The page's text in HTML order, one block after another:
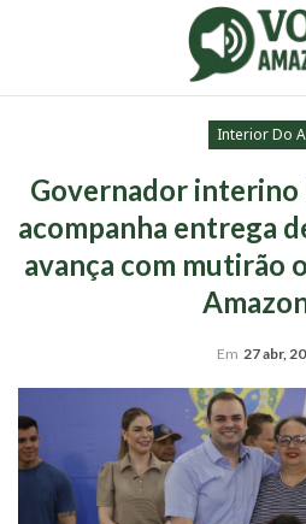
Interior Do
Governador interino
acompanha entrega
avança com mutirão
Em 27 abr,